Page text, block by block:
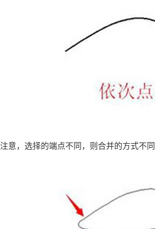
注意，选择的端点不同，则合并的方式不